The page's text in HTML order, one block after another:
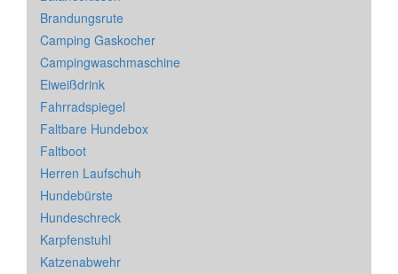
Brandungsrute
Camping Gaskocher
Campingwaschmaschine
Eiweißdrink
Fahrradspiegel
Faltbare Hundebox
Faltboot
Herren Laufschuh
Hundebürste
Hundeschreck
Karpfenstuhl
Katzenabwehr